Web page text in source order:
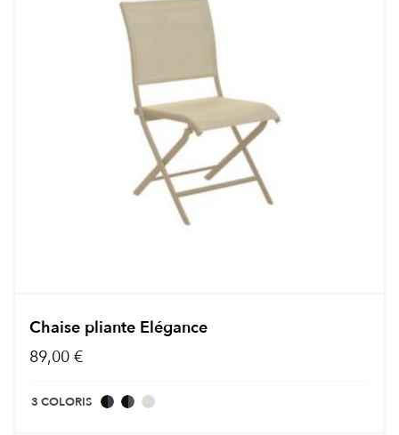
Chaise pliante Elégance
89,00 €
3 COLORIS